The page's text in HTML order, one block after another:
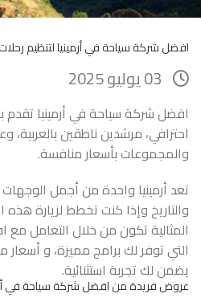
افضل شركة سياحة في أرمينيا لتنظيم
افضل شركة سياحة في أرمينيا تقدم
احترافي، مرشدين ناطقين
والمجموعات بأسعار منافسة.
تعد أرمينيا واحدة من أجمل
والتاريخ وإذا كنت تخطط لزيارة هذه
المثالية تكون من خلال التعامل
التي توفر لك برامج مميزة، و أسعار
يضمن لك تجربة استثنائية.
عروض فريدة من افضل شركة سياحة في